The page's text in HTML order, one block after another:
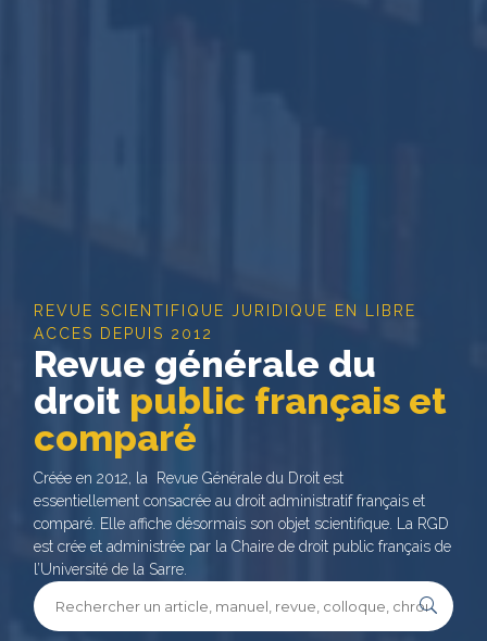
REVUE SCIENTIFIQUE JURIDIQUE EN LIBRE
ACCES DEPUIS 2012
Revue générale du
droit public français et
comparé
Créée en 2012, la Revue Générale du Droit est
essentiellement consacrée au droit administratif français et
comparé. Elle affiche désormais son objet scientifique. La RGD
est crée et administrée par la Chaire de droit public français de
l’Université de la Sarre.